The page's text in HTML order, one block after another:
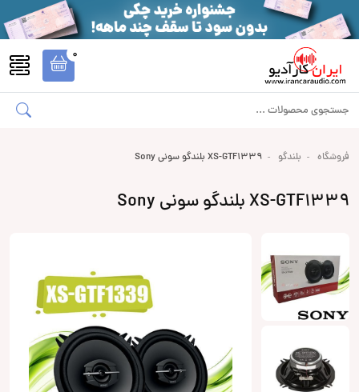
0
فروشگاه بلندگو XS-GTF1339 بلندگو سونی Sony
XS-GTF1339 بلندگو سونی Sony